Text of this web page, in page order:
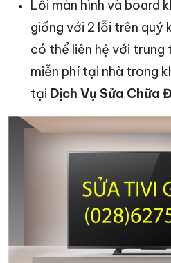
Lỗi màn hình và board
giống với 2 lỗi trên quý
có thể liên hệ với
miễn phí tại nhà trong
tại Dịch Vụ Sửa Chữa